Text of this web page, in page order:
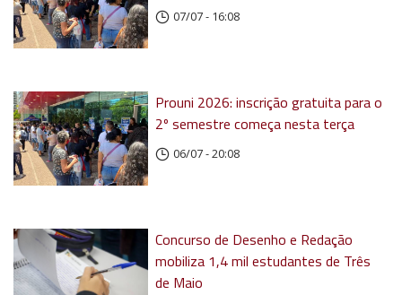
07/07 - 16:08
Prouni 2026: inscrição gratuita para o
2º semestre começa nesta terça
06/07 - 20:08
Concurso de Desenho e Redação
mobiliza 1,4 mil estudantes de Três
de Maio